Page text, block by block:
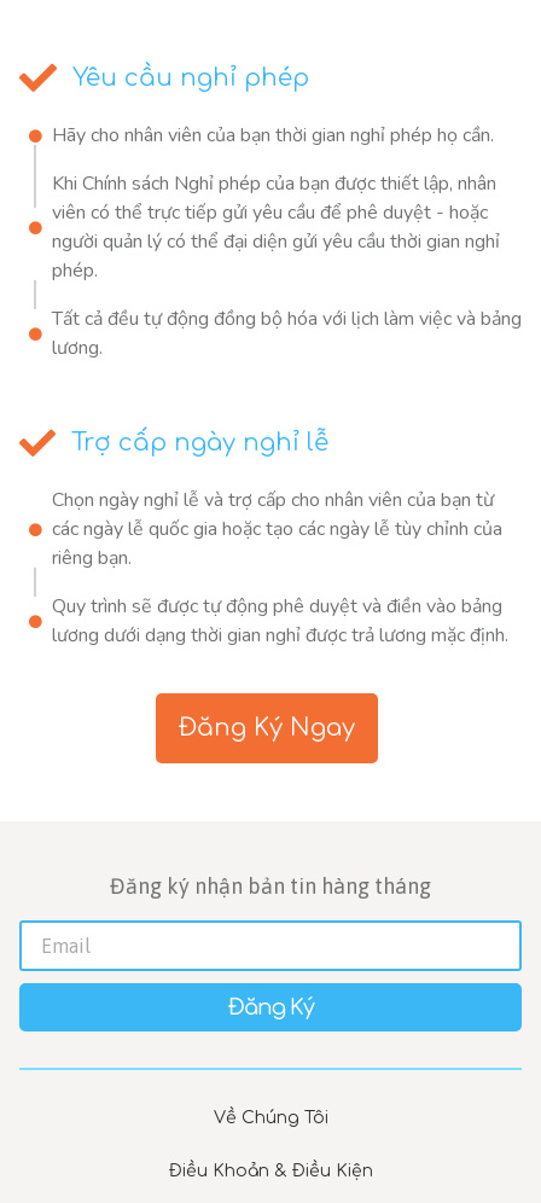
Yêu cầu nghỉ phép
Hãy cho nhân viên của bạn thời gian nghỉ phép họ cần.
Khi Chính sách Nghỉ phép của bạn được thiết lập, nhân
viên có thể trực tiếp gửi yêu cầu để phê duyệt - hoặc
người quản lý có thể đại diện gửi yêu cầu thời gian nghỉ
phép.
Tất cả đều tự động đồng bộ hóa với lịch làm việc và bảng
lương.
Trợ cấp ngày nghỉ lễ
Chọn ngày nghỉ lễ và trợ cấp cho nhân viên của bạn từ
các ngày lễ quốc gia hoặc tạo các ngày lễ tùy chỉnh của
riêng bạn.
Quy trình sẽ được tự động phê duyệt và điền vào bảng
lương dưới dạng thời gian nghỉ được trả lương mặc định.
Đăng Ký Ngay
Đăng ký nhận bản tin hàng tháng
Đăng Ký
Về Chúng Tôi
Điều Khoản & Điều Kiện